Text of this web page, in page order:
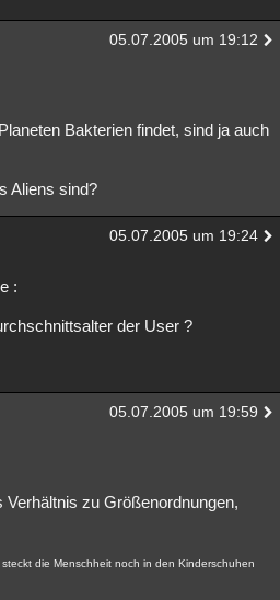
05.07.2005 um 19:12
Bakterien findet, sind ja auch
Aliens sind?
05.07.2005 um 19:24
:
der User ?
05.07.2005 um 19:59
zu Größenordnungen,
die Menschheit noch in den Kinderschuhen